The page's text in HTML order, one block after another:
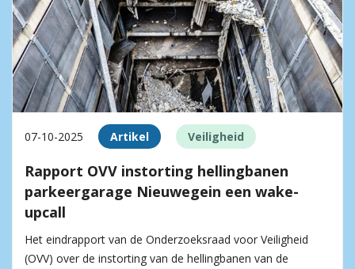
07-10-2025 Artikel Veiligheid
Rapport OVV instorting hellingbanen
parkeergarage Nieuwegein een wake-
upcall
Het eindrapport van de Onderzoeksraad voor Veiligheid
(OVV) over de instorting van de hellingbanen van de